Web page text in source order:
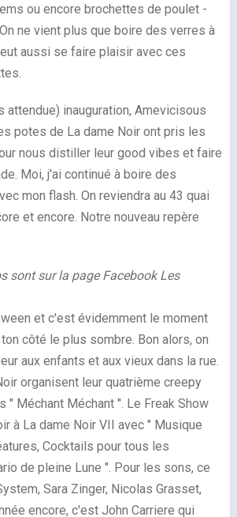
ou encore brochettes de poulet -
ne vient plus que boire des verres à
aussi se faire plaisir avec ces
attendue) inauguration, Amevicisous
potes de La dame Noir ont pris les
nous distiller leur good vibes et faire
Moi, j'ai continué à boire des
mon flash. On reviendra au 43 quai
et encore. Notre nouveau repère
sont sur la page Facebook Les
et c'est évidemment le moment
côté le plus sombre. Bon alors, on
aux enfants et aux vieux dans la rue.
organisent leur quatrième creepy
Méchant Méchant ". Le Freak Show
à La dame Noir VII avec " Musique
Cocktails pour tous les
de pleine Lune ". Pour les sons, ce
Sara Zinger, Nicolas Grasset,
encore, c'est John Carriere qui